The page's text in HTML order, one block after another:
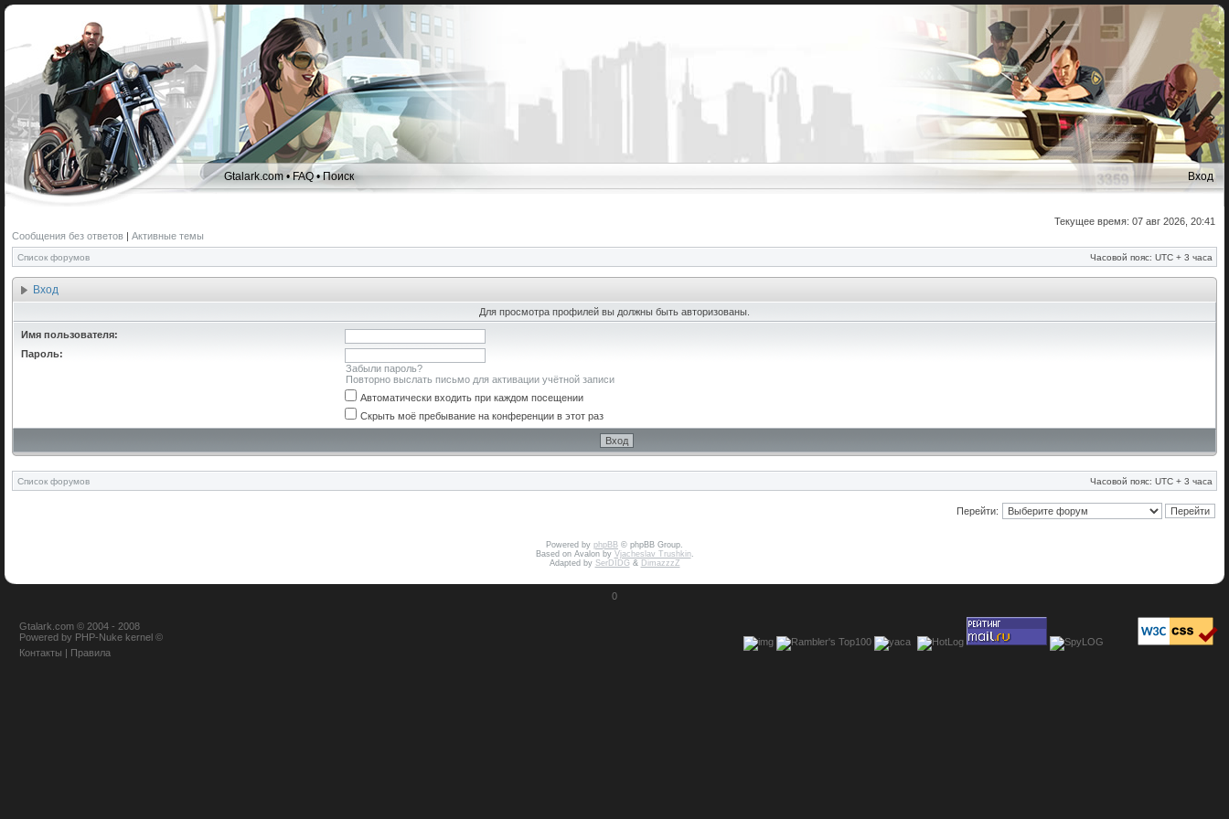
Gtalark.com •FAQ•Поиск Вход
Текущее время: 07 авг 2026, 20:41
Сообщения без ответов | Активные темы
Список форумов Часовой пояс: UTC + 3 часа
Вход
Для просмотра профилей вы должны быть авторизованы.
Имя пользователя:
Пароль:
Забыли пароль?
Повторно выслать письмо для активации учётной записи
Автоматически входить при каждом посещении
Скрыть моё пребывание на конференции в этот раз
Список форумов Часовой пояс: UTC + 3 часа
Перейти:
Powered by phpBB © phpBB Group.
Based on Avalon by Vjacheslav Trushkin.
Adapted by SerDIDG& DimazzzZ
0
Gtalark.com © 2004 - 2008
Powered by PHP-Nuke kernel ©
Контакты | Правила